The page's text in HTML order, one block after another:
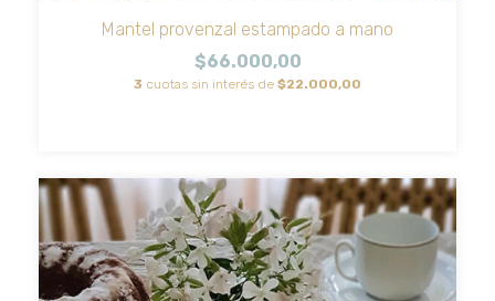
Mantel provenzal estampado a mano
$66.000,00
3 cuotas sin interés de $22.000,00